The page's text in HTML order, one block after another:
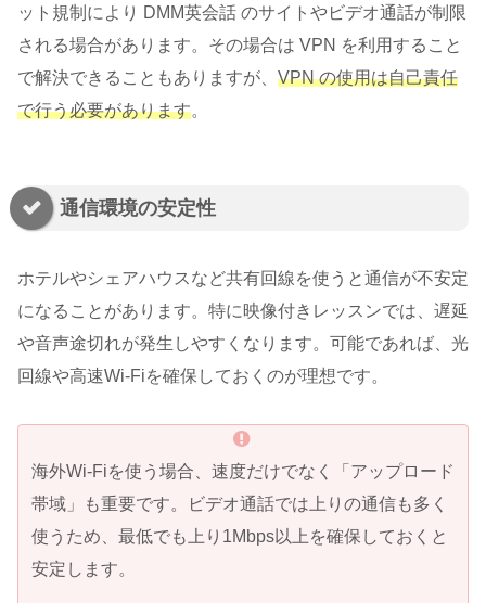
ット規制により DMM英会話 のサイトやビデオ通話が制限
される場合があります。その場合は VPN を利用すること
で解決できることもありますが、 VPN の使用は自己責任
で行う必要があります。
通信環境の安定性
ホテルやシェアハウスなど共有回線を使うと通信が不安定
になることがあります。特に映像付きレッスンでは、遅延
や音声途切れが発生しやすくなります。可能であれば、光
回線や高速Wi-Fiを確保しておくのが理想です。
海外Wi-Fiを使う場合、速度だけでなく「アップロード
帯域」も重要です。ビデオ通話では上りの通信も多く
使うため、最低でも上り1Mbps以上を確保しておくと
安定します。